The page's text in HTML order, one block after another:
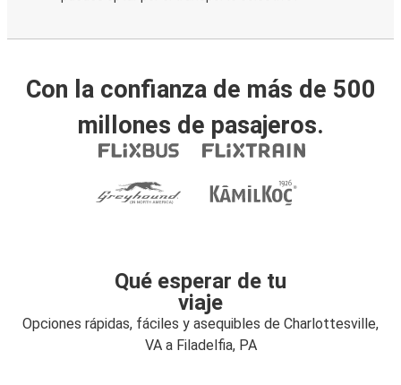
Con la confianza de más de 500
millones de pasajeros.
Qué esperar de tu
viaje
Opciones rápidas, fáciles y asequibles de Charlottesville,
VA a Filadelfia, PA